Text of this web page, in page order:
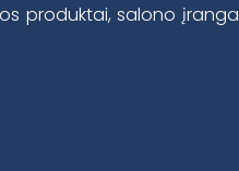
produktai, salono